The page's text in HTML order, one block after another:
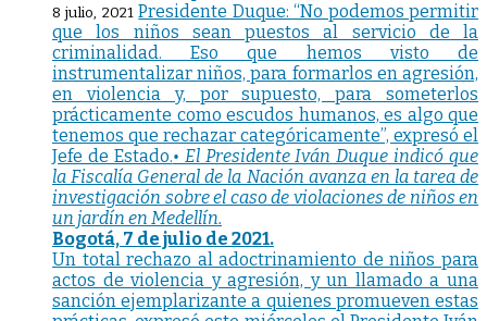
8 julio, 2021 Presidente Duque: “No podemos permitir
que los niños sean puestos al servicio de la
criminalidad. Eso que hemos visto de
instrumentalizar niños, para formarlos en agresión,
en violencia y, por supuesto, para someterlos
prácticamente como escudos humanos, es algo que
tenemos que rechazar categóricamente”, expresó el
Jefe de Estado.• El Presidente Iván Duque indicó que
la Fiscalía General de la Nación avanza en la tarea de
investigación sobre el caso de violaciones de niños en
un jardín en Medellín.
Bogotá, 7 de julio de 2021.
Un total rechazo al adoctrinamiento de niños para
actos de violencia y agresión, y un llamado a una
sanción ejemplarizante a quienes promueven estas